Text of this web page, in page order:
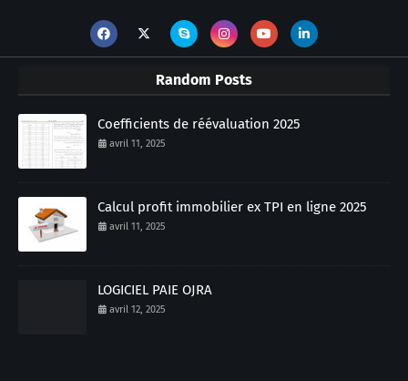
Random Posts
Coefficients de réévaluation 2025
avril 11, 2025
Calcul profit immobilier ex TPI en ligne 2025
avril 11, 2025
LOGICIEL PAIE OJRA
avril 12, 2025